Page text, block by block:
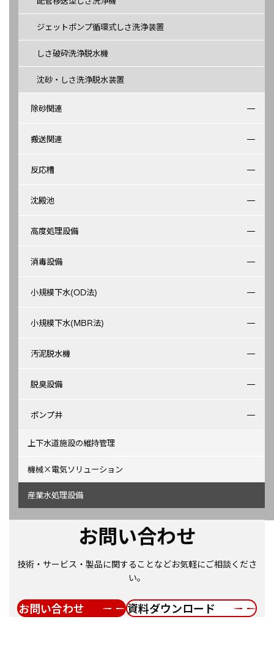
ジェットポンプ循環式しさ洗浄装置
しさ破砕洗浄脱水機
沈砂・しさ洗浄脱水装置
除砂関連
搬送関連
反応槽
沈殿池
高度処理設備
消毒設備
小規模下水(OD法)
小規模下水(MBR法)
汚泥脱水機
脱臭設備
ポンプ井
上下水道施設の維持管理
機械×電気ソリューション
産業水処理設備
お問い合わせ
技術・サービス・製品に関することなどお気軽にご相談くださ
い。
お問い合わせ 資料ダウンロード